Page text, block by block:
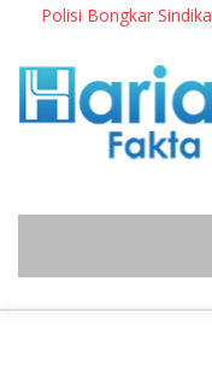
Polisi Bongkar Sindikat